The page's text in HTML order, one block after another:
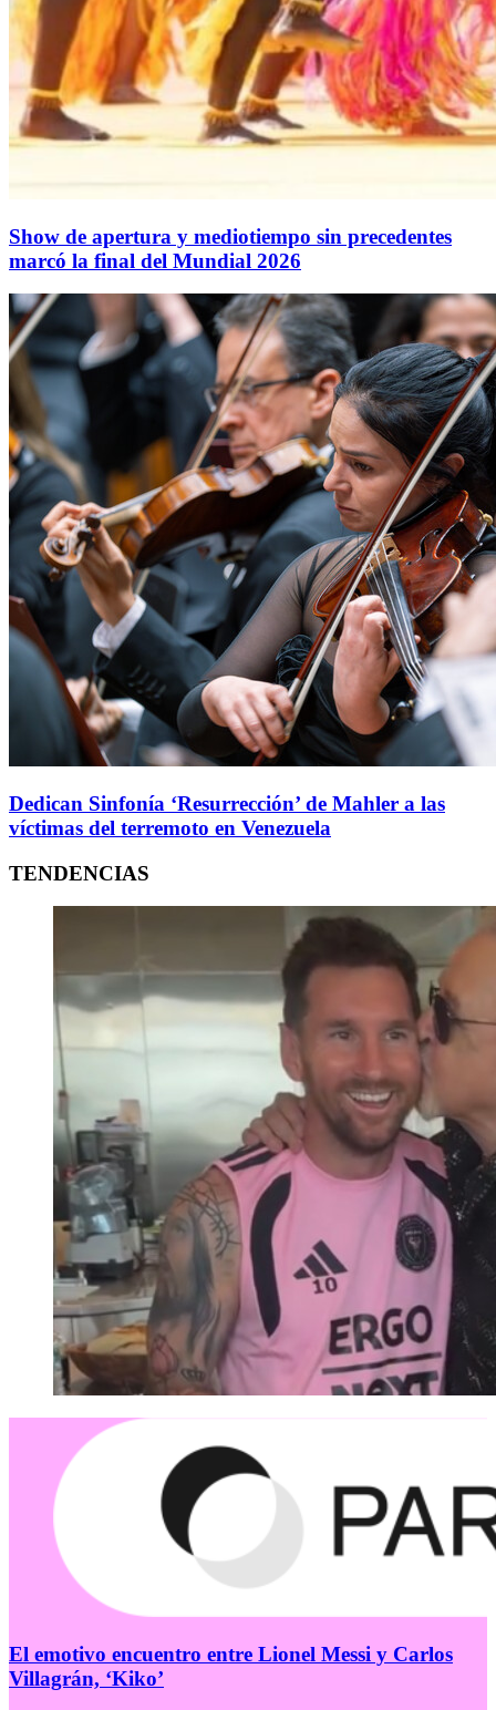
Show de apertura y mediotiempo sin precedentes
marcó la final del Mundial 2026
Dedican Sinfonía ‘Resurrección’ de Mahler a las
víctimas del terremoto en Venezuela
TENDENCIAS
El emotivo encuentro entre Lionel Messi y Carlos
Villagrán, ‘Kiko’